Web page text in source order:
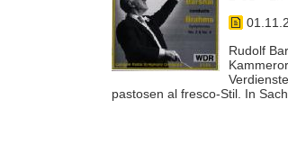
Rudolf
pastosen al fresco-Stil. In